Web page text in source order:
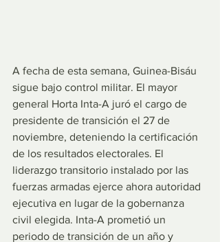
A fecha de esta semana, Guinea-Bisáu
sigue bajo control militar. El mayor
general Horta Inta-A juró el cargo de
presidente de transición el 27 de
noviembre, deteniendo la certificación
de los resultados electorales. El
liderazgo transitorio instalado por las
fuerzas armadas ejerce ahora autoridad
ejecutiva en lugar de la gobernanza
civil elegida. Inta-A prometió un
periodo de transición de un año y